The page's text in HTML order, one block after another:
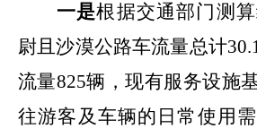
一是根据交通部门测算
尉且沙漠公路车流量总计
流量825辆，现有服务设施
往游客及车辆的日常使用